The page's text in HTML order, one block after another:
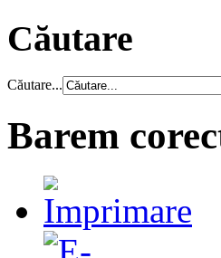
Căutare
Căutare...
Barem